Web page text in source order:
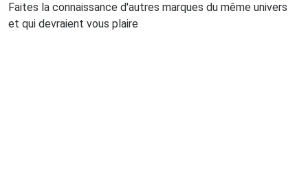
Faites la connaissance d'autres marques du même univers
et qui devraient vous plaire